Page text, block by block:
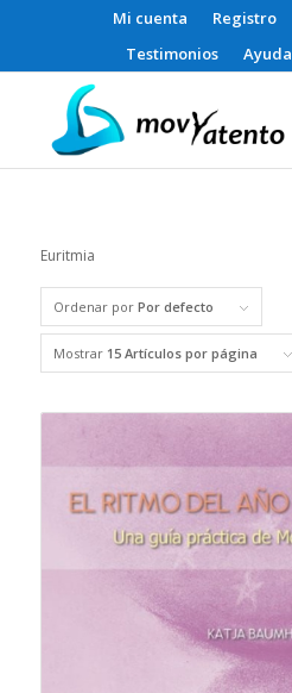
Mi cuenta Registro
Testimonios
Ayuda
Euritmia
Ordenar por Por defecto
Mostrar 15 Artículos por página